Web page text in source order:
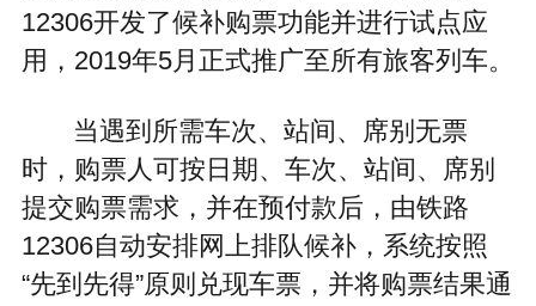
12306开发了候补购票功能并进行试点应
用，2019年5月正式推广至所有旅客列车。
当遇到所需车次、站间、席别无票
时，购票人可按日期、车次、站间、席别
提交购票需求，并在预付款后，由铁路
12306自动安排网上排队候补，系统按照
“先到先得”原则兑现车票，并将购票结果通